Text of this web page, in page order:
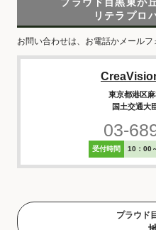
リテラプロ
お問い合わせは、お電話かメールフ
東京都港区
国土交通大
03-
受付時間 10：00
プラウド